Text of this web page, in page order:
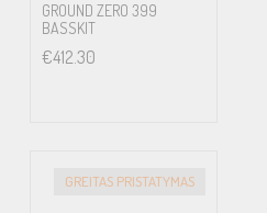
GROUND ZERO 399
BASSKIT
€412.30
GREITAS PRISTATYMAS